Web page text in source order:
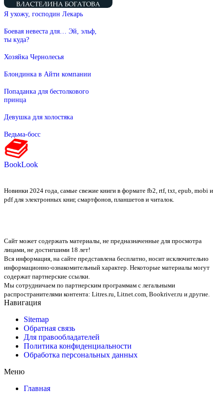
Я ухожу, господин Лекарь
Боевая невеста для… Эй, эльф,
ты куда?
Хозяйка Чернолесья
Блондинка в Айти компании
Попаданка для бестолкового
принца
Девушка для холостяка
Ведьма-босс
BookLook
Новинки 2024 года, самые свежие книги в формате fb2, rtf, txt, epub, mobi и
pdf для электронных книг, смартфонов, планшетов и читалок.
Сайт может содержать материалы, не предназначенные для просмотра
лицами, не достигшими 18 лет!
Вся информация, на сайте представлена бесплатно, носит исключительно
информационно-ознакомительный характер. Некоторые материалы могут
содержат партнерские ссылки.
Мы сотрудничаем по партнерским программам с легальными
распространителями контента: Litres.ru, Litnet.com, Bookriver.ru и другие.
Навигация
Sitemap
Обратная связь
Для правообладателей
Политика конфиденциальности
Обработка персональных данных
Меню
Главная